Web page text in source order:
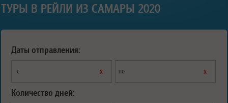
ТУРЫ В РЕЙЛИ ИЗ САМАРЫ 2020
Даты отправления:
с х по х
Количество дней: